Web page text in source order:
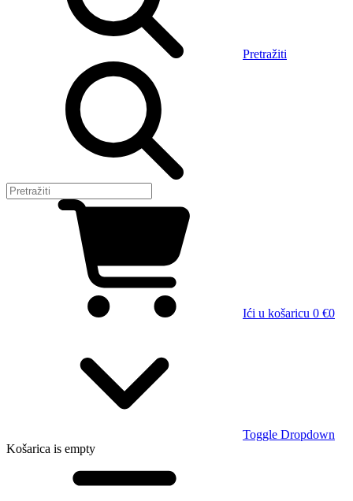
Pretražiti
Ići u košaricu 0 €0
Toggle Dropdown
Košarica is empty